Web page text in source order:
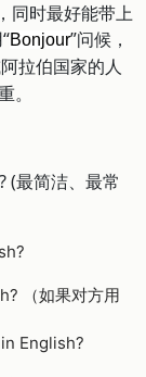
时最好能带上
Bonjour”问候，
拉伯国家的人
。
简洁、最常
（如果对方用
English?